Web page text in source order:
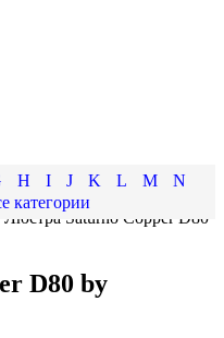
H I J K L M
N
категории
Люстра Saturno Copper D80
D80 by